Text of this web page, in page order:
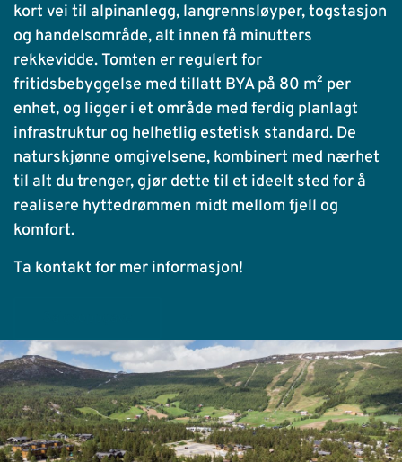
kort vei til alpinanlegg, langrennsløyper, togstasjon
og handelsområde, alt innen få minutters
rekkevidde. Tomten er regulert for
fritidsbebyggelse med tillatt BYA på 80 m² per
enhet, og ligger i et område med ferdig planlagt
infrastruktur og helhetlig estetisk standard. De
naturskjønne omgivelsene, kombinert med nærhet
til alt du trenger, gjør dette til et ideelt sted for å
realisere hyttedrømmen midt mellom fjell og
komfort.
Ta kontakt for mer informasjon!